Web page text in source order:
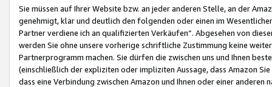
Sie müssen auf Ihrer Website bzw. an jeder anderen Stelle, an der
genehmigt, klar und deutlich den folgenden oder einen im
Partner verdiene ich an qualifizierten Verkäufen“. Abgesehen von
werden Sie ohne unsere vorherige schriftliche Zustimmung keine
Partnerprogramm machen. Sie dürfen die zwischen uns und Ihnen
(einschließlich der expliziten oder impliziten Aussage, dass Amazon
dass eine Verbindung zwischen Amazon und Ihnen oder einer